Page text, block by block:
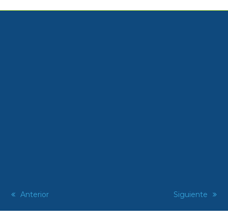
previous
Anterior
next
Siguiente